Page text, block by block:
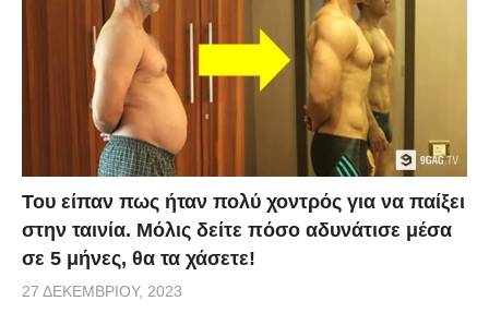
Του είπαν πως ήταν πολύ χοντρός για να παίξει
στην ταινία. Μόλις δείτε πόσο αδυνάτισε μέσα
σε 5 μήνες, θα τα χάσετε!
27 ΔΕΚΕΜΒΡΊΟΥ, 2023